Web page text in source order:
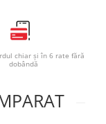
chiar și în 6 rate fără
dobândă